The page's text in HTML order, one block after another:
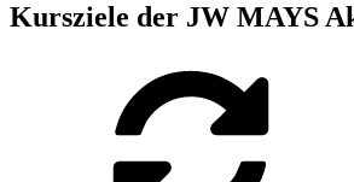
Kursziele der JW MAYS